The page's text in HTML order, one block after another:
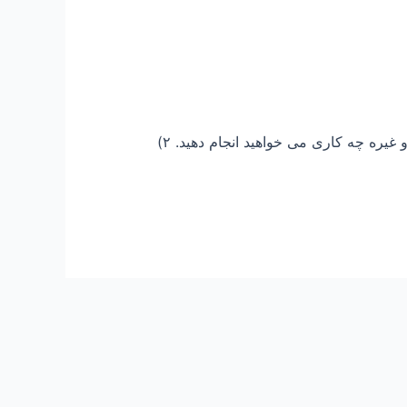
۱- روشهای نیل به موفقیت ۱) هدف های خود را بررسی کنید. مشخص کنید که آن روز، سر کار و یا تعطیلات آخر هفته و غیره چه کاری می خواهید انجام دهید. ۲)